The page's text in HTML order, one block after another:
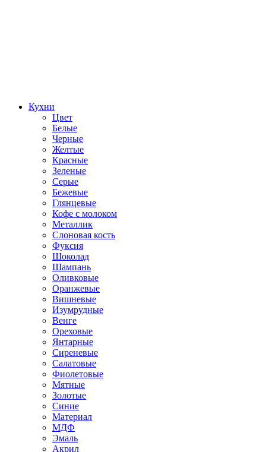
Кухни
Цвет
Белые
Черные
Желтые
Красные
Зеленые
Серые
Бежевые
Глянцевые
Кофе с молоком
Металлик
Слоновая кость
Фуксия
Шоколад
Шампань
Оливковые
Оранжевые
Вишневые
Изумрудные
Венге
Ореховые
Янтарные
Сиреневые
Салатовые
Фиолетовые
Мятные
Золотые
Синие
Материал
МДФ
Эмаль
Акрил